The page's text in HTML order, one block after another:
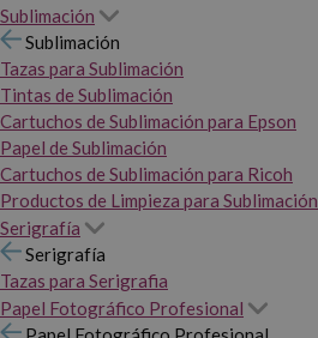
Sublimación
Sublimación
Tazas para Sublimación
Tintas de Sublimación
Cartuchos de Sublimación para Epson
Papel de Sublimación
Cartuchos de Sublimación para Ricoh
Productos de Limpieza para Sublimación
Serigrafía
Serigrafía
Tazas para Serigrafia
Papel Fotográfico Profesional